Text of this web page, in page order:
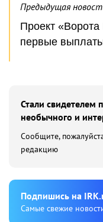
Предыдущая
Проект «Ворота
первые
Стали свидетелем
необычного и
Сообщите,
редакцию
Подпишиcь на
Cамые свежие